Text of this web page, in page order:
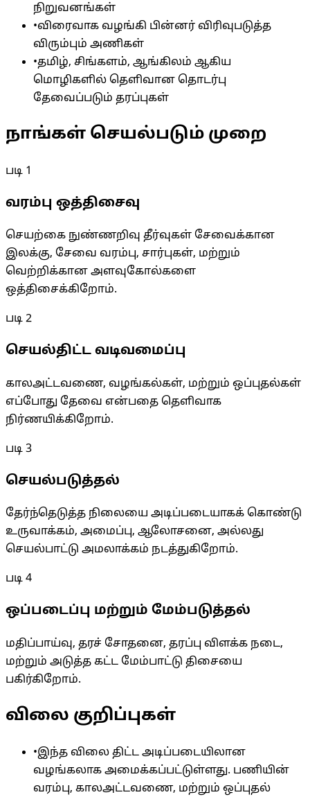
நிறுவனங்கள்
•விரைவாக வழங்கி பின்னர் விரிவுபடுத்த
விரும்பும் அணிகள்
•தமிழ், சிங்களம், ஆங்கிலம் ஆகிய
மொழிகளில் தெளிவான தொடர்பு
தேவைப்படும் தரப்புகள்
நாங்கள் செயல்படும் முறை
படி 1
வரம்பு ஒத்திசைவு
செயற்கை நுண்ணறிவு தீர்வுகள் சேவைக்கான
இலக்கு, சேவை வரம்பு, சார்புகள், மற்றும்
வெற்றிக்கான அளவுகோல்களை
ஒத்திசைக்கிறோம்.
படி 2
செயல்திட்ட வடிவமைப்பு
காலஅட்டவணை, வழங்கல்கள், மற்றும் ஒப்புதல்கள்
எப்போது தேவை என்பதை தெளிவாக
நிர்ணயிக்கிறோம்.
படி 3
செயல்படுத்தல்
தேர்ந்தெடுத்த நிலையை அடிப்படையாகக் கொண்டு
உருவாக்கம், அமைப்பு, ஆலோசனை, அல்லது
செயல்பாட்டு அமலாக்கம் நடத்துகிறோம்.
படி 4
ஒப்படைப்பு மற்றும் மேம்படுத்தல்
மதிப்பாய்வு, தரச் சோதனை, தரப்பு விளக்க நடை,
மற்றும் அடுத்த கட்ட மேம்பாட்டு திசையை
பகிர்கிறோம்.
விலை குறிப்புகள்
•இந்த விலை திட்ட அடிப்படையிலான
வழங்கலாக அமைக்கப்பட்டுள்ளது. பணியின்
வரம்பு, காலஅட்டவணை, மற்றும் ஒப்புதல்